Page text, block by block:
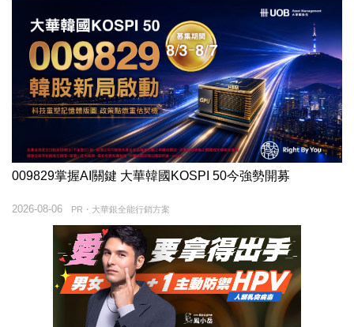
009829掌握AI關鍵 大華韓國KOSPI 50今強勢開募
PR・大華銀全能行銷方案
2026-08-06